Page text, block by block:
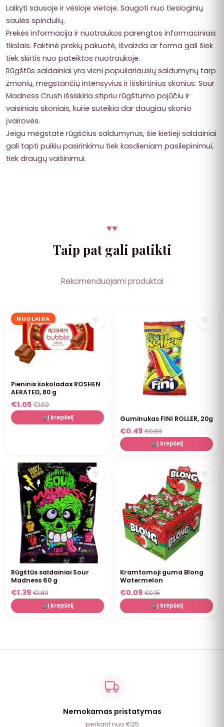
Laikyti sausoje ir vėsioje vietoje. Saugoti nuo tiesioginių
saulės spindulių.
Prekės informacija ir nuotraukos parengtos informaciniais
tikslais. Faktinė prekių pakuotė, išvaizda ar forma gali šiek
tiek skirtis nuo pateiktos nuotraukoje.
Rūgštūs saldainiai yra vieni populiariausių saldumynų tarp
žmonių, mėgstančių intensyvius ir išskirtinius skonius. Sour
Madness Crush išsiskiria stipriu rūgštumo pojūčiu ir
vaisiniais skoniais, kurie suteikia dar daugiau skonio
įvairovės.
Jeigu mėgstate rūgščius saldumynus, šie kietieji saldainiai
gali tapti puikiu pasirinkimu tiek kasdieniam pasilepinimui,
tiek draugų vaišinimui.
♥♥
Taip pat gali patikti
Rekomenduojami produktai
NUOLAIDA ♡
Pieninis šokoladas ROSHEN
AERATED, 80 g
€1.05 €1.69
Į krepšelį
♡
Guminukas FINI ROLLER, 20g
€0.49 €0.69
Į krepšelį
NUOLAIDA ♡
Rūgštūs saldainiai Sour
Madness 60 g
€1.39 €1.89
Į krepšelį
♡
Kramtomoji guma Blong
Watermelon
€0.09 €0.15
Į krepšelį
Nemokamas pristatymas
perkant nuo €25